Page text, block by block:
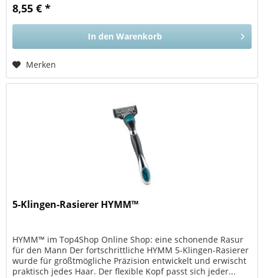
8,55 € *
In den Warenkorb
Merken
5-Klingen-Rasierer HYMM™
HYMM™ im Top4Shop Online Shop: eine schonende Rasur
für den Mann Der fortschrittliche HYMM 5-Klingen-Rasierer
wurde für größtmögliche Präzision entwickelt und erwischt
praktisch jedes Haar. Der flexible Kopf passt sich jeder...